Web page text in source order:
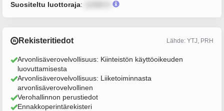
Suositeltu luottoraja:
Rekisteritiedot Lähde: YTJ, PRH
Arvonlisäverovelvollisuus: Kiinteistön käyttöoikeuden
luovuttamisesta
Arvonlisäverovelvollisuus: Liiketoiminnasta
arvonlisäverovelvollinen
Verohallinnon perustiedot
Ennakkoperintärekisteri